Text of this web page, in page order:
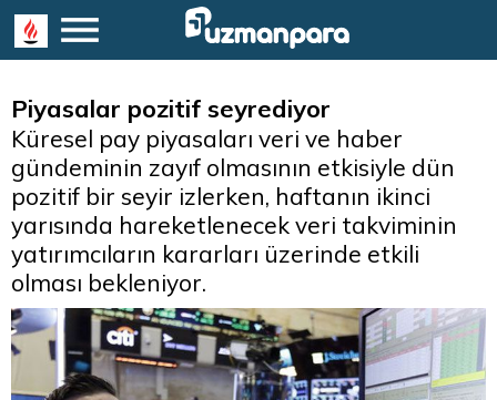
Piyasalar pozitif seyrediyor
Küresel pay piyasaları veri ve haber
gündeminin zayıf olmasının etkisiyle dün
pozitif bir seyir izlerken, haftanın ikinci
yarısında hareketlenecek veri takviminin
yatırımcıların kararları üzerinde etkili
olması bekleniyor.